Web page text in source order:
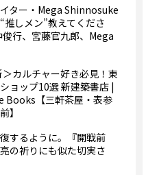
ター・Mega Shinnosuke
推しメン”教えてくださ
行、宮藤官九郎、Mega
カルチャー好き必見！東
ョップ10選 新建築書店 |
【三軒茶屋・表参
】
するように。『開戦前
の祈りにも似た切実さ